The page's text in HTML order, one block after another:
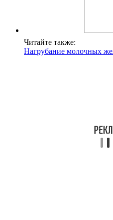
Читайте также:
Нагрубание молочных